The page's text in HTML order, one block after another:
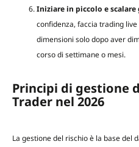
Iniziare in piccolo e
confidenza, faccia trading
dimensioni solo dopo aver
corso di settimane o mesi.
Principi di gestione
Trader nel 2026
La gestione del rischio è la base del